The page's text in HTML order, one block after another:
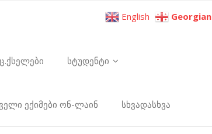
სტუდენტი
ექიმები ონ-ლაინ სხვადასხვა
English Georgian